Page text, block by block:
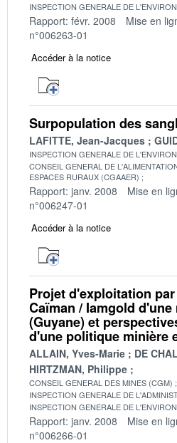
INSPECTION GENERALE DE
Rapport: févr. 2008 Mise en
n°006263-01
Accéder à la notice
Surpopulation des
LAFITTE, Jean-Jacques
INSPECTION GENERALE DE
CONSEIL GENERAL DE
ESPACES RURAUX (CGAAER)
Rapport: janv. 2008 Mise en
n°006247-01
Accéder à la notice
Projet d'exploitation
Caïman / Iamgold
(Guyane) et
d'une politique minière
ALLAIN, Yves-Marie
DE
HIRTZMAN, Philippe
CONSEIL GENERAL DES MINES (CGM)
INSPECTION GENERALE DE
INSPECTION GENERALE DE
Rapport: janv. 2008 Mise en
n°006266-01